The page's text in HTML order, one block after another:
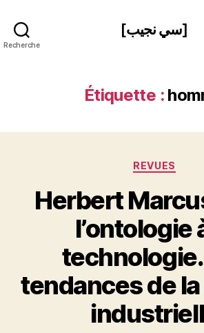
Recherche
[سي نجيب]
Étiquette :
REVUES
Herbert
l’ontologie
tendances de
P
S